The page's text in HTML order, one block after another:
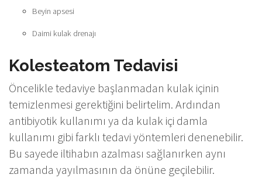
Beyin apsesi
Daimi kulak drenajı
Kolesteatom Tedavisi
Öncelikle tedaviye başlanmadan kulak içinin
temizlenmesi gerektiğini belirtelim. Ardından
antibiyotik kullanımı ya da kulak içi damla
kullanımı gibi farklı tedavi yöntemleri denenebilir.
Bu sayede iltihabın azalması sağlanırken aynı
zamanda yayılmasının da önüne geçilebilir.